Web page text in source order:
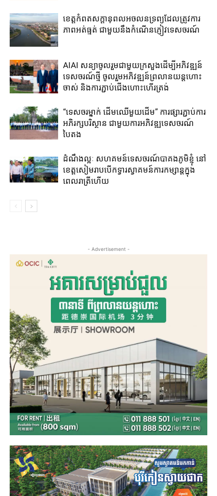
ខេត្ត​កំពត​សក្តានុពល​អចលនទ្រព្យ​ដែល​ត្រូវ​ការ​
ភាពអត់ធ្មត់ ​ជាមួយ​នឹង​កំណើន​ភ្ញៀវទេសចរណ៍​
AIAI សន្យាចូលរួមជាមួយ​ក្រសួង​ដើម្បី​អភិវឌ្ឍន៍​
ទេសចរណ៍ថ្មី ចូលរួម​អភិវឌ្ឍន៍​ព្រលានយន្តហោះ​
ចាស់​ និង​ការ​ភ្ជាប់​ជើង​ហោះ​ហើរ​ត្រង់​
“ទេសចរម្នាក់ ដើមឈើមួយដើម” ការ​ផ្សារ​ភ្ជាប់​ការ​
អភិរក្សបរិស្ថាន​ ជាមួយកា​រ​អភិវឌ្ឍ​ទេសចរណ៍​
បៃតង
ដំណឹងល្អៈ សហគមន៍​ទេសចរណ៍​បាគង​ភូមិ​ខ្ញុំ ​នៅ​
ខេត្តសៀមរាប​បើក​ទ្វារ​ស្វាគមន៍​ការ​​កម្សាន្ត​ក្នុង​
ពេលរាត្រី​ហើយ​
- Advertisement -